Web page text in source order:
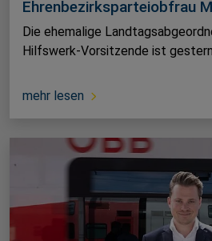
Ehrenbezirksparteiobfrau
Die ehemalige
Hilfswerk-Vorsitzende ist
mehr lesen